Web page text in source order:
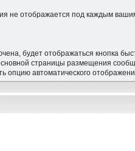
не отображается под каждым
будет отображаться кнопка
страницы размещения
опцию автоматического